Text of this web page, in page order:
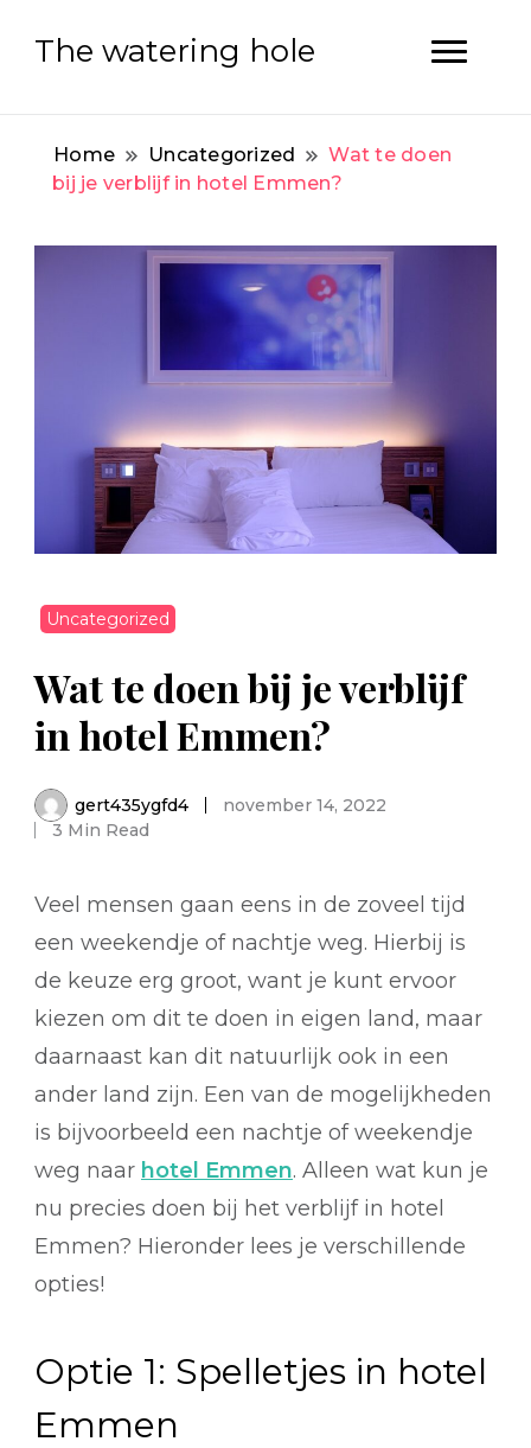
The watering hole
Home Uncategorized
Wat te doen
bij je verblijf in hotel Emmen?
Uncategorized
Wat te doen bij je verblijf
in hotel Emmen?
gert435ygfd4
november 14, 2022
3 Min Read
Veel mensen gaan eens in de zoveel tijd
een weekendje of nachtje weg. Hierbij is
de keuze erg groot, want je kunt ervoor
kiezen om dit te doen in eigen land, maar
daarnaast kan dit natuurlijk ook in een
ander land zijn. Een van de mogelijkheden
is bijvoorbeeld een nachtje of weekendje
weg naar hotel Emmen. Alleen wat kun je
nu precies doen bij het verblijf in hotel
Emmen? Hieronder lees je verschillende
opties!
Optie 1: Spelletjes in hotel
Emmen